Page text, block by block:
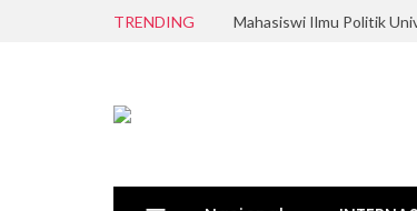
TRENDING